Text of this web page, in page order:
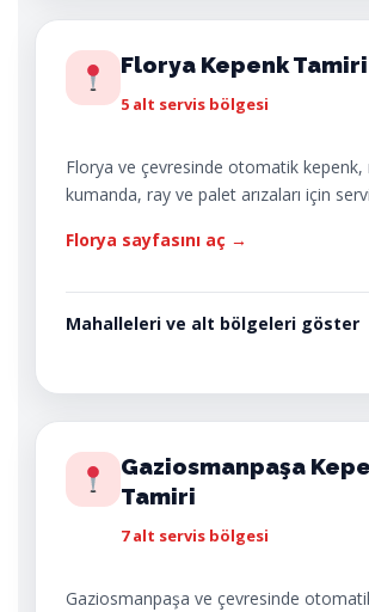
Florya Kepenk Tamiri
5 alt servis bölgesi
Florya ve çevresinde otomatik
kumanda, ray ve palet arızaları için
Florya sayfasını aç →
Mahalleleri ve alt bölgeleri göster
Gaziosmanpaşa
Tamiri
7 alt servis bölgesi
Gaziosmanpaşa ve çevresinde